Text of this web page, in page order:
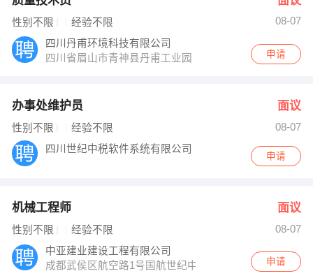
性别不限 经验不限
08-07
四川丹甫环境科技有限公司
四川省眉山市青神县丹甫工业园
申请
办事处维护员 面议
性别不限 经验不限
08-07
四川世纪中税软件系统有限公司
申请
机械工程师 面议
性别不限 经验不限
08-07
中亚建业建设工程有限公司
成都武侯区航空路1号国航世纪中心A座16楼
申请